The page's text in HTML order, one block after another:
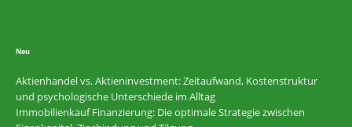
Neu
Aktienhandel vs. Aktieninvestment: Zeitaufwand, Kostenstruktur
und psychologische Unterschiede im Alltag
Immobilienkauf Finanzierung: Die optimale Strategie zwischen